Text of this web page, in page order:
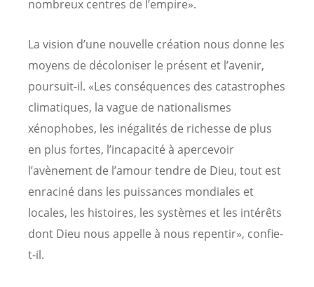
nombreux centres de l’empire».
La vision d’une nouvelle création nous donne les
moyens de décoloniser le présent et l’avenir,
poursuit-il. «Les conséquences des catastrophes
climatiques, la vague de nationalismes
xénophobes, les inégalités de richesse de plus
en plus fortes, l’incapacité à apercevoir
l’avènement de l’amour tendre de Dieu, tout est
enraciné dans les puissances mondiales et
locales, les histoires, les systèmes et les intérêts
dont Dieu nous appelle à nous repentir», confie-
t-il.